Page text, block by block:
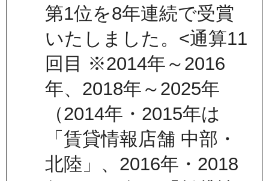
第1位を8年連続で受賞
いたしました。<通算11
回目 ※2014年～2016
年、2018年～2025年
（2014年・2015年は
「賃貸情報店舗 中部・
北陸」、2016年・2018